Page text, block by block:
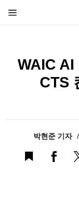
WAIC AI
CTS
박현준 기자